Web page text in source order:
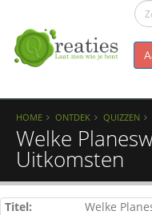
HOME ONTDEK QUIZZEN
Welke
Uitkomsten
Titel:
Welke